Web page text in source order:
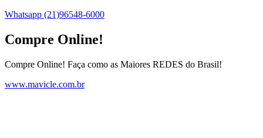
Whatsapp (21)96548-6000
Compre Online!
Compre Online! Faça como as Maiores REDES do Brasil!
www.mavicle.com.br